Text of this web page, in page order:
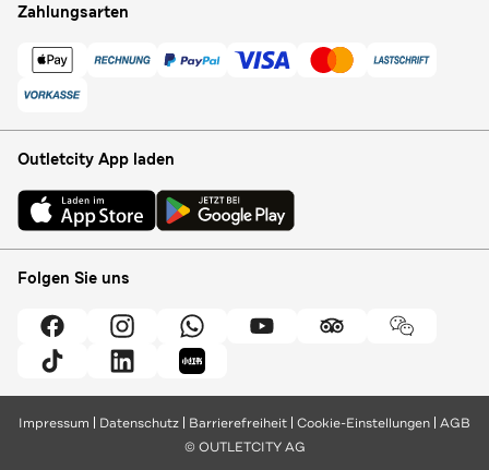
Zahlungsarten
Outletcity App laden
Folgen Sie uns
Impressum Datenschutz Barrierefreiheit Cookie-Einstellungen AGB
© OUTLETCITY AG